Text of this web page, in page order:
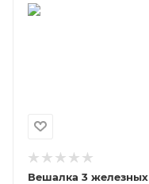
Вешалка 3 железных